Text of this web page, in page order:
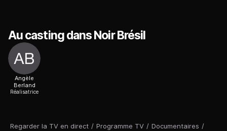
Regarder la TV en direct / Programme TV / Documentaires /
Au casting dans Noir Brésil
Angèle
Berland
Réalisatrice